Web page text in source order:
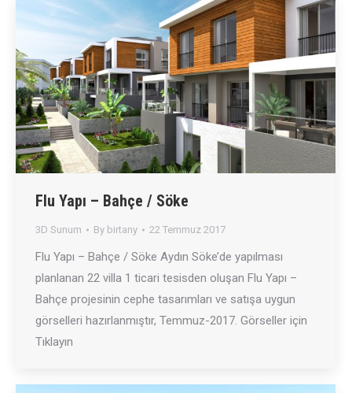
Flu Yapı – Bahçe / Söke
3D Sunum By birtany 22 Temmuz 2017
Flu Yapı – Bahçe / Söke Aydın Söke’de yapılması
planlanan 22 villa 1 ticari tesisden oluşan Flu Yapı –
Bahçe projesinin cephe tasarımları ve satışa uygun
görselleri hazırlanmıştır, Temmuz-2017. Görseller için
Tıklayın